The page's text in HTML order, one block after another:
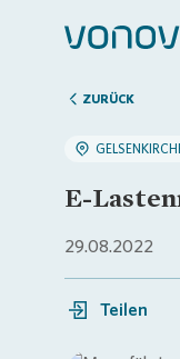
Zuhause
Mein Zuhause
Meine Stadt
ZURÜCK
E-
29.08.2022
Teilen